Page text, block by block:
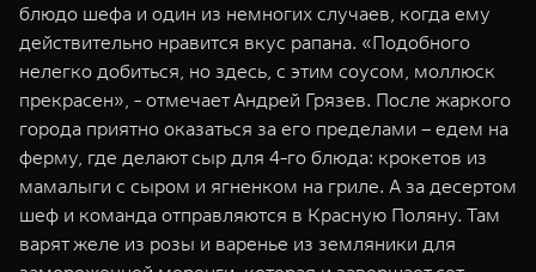
блюдо шефа и один из немногих случаев, когда ему
действительно нравится вкус рапана. «Подобного
нелегко добиться, но здесь, с этим соусом, моллюск
прекрасен», - отмечает Андрей Грязев. После жаркого
города приятно оказаться за его пределами – едем на
ферму, где делают сыр для 4-го блюда: крокетов из
мамалыги с сыром и ягненком на гриле. А за десертом
шеф и команда отправляются в Красную Поляну. Там
варят желе из розы и варенье из земляники для